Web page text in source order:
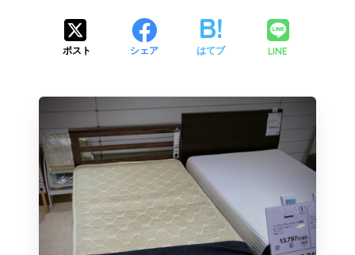
ポスト シェア はてブ LINE